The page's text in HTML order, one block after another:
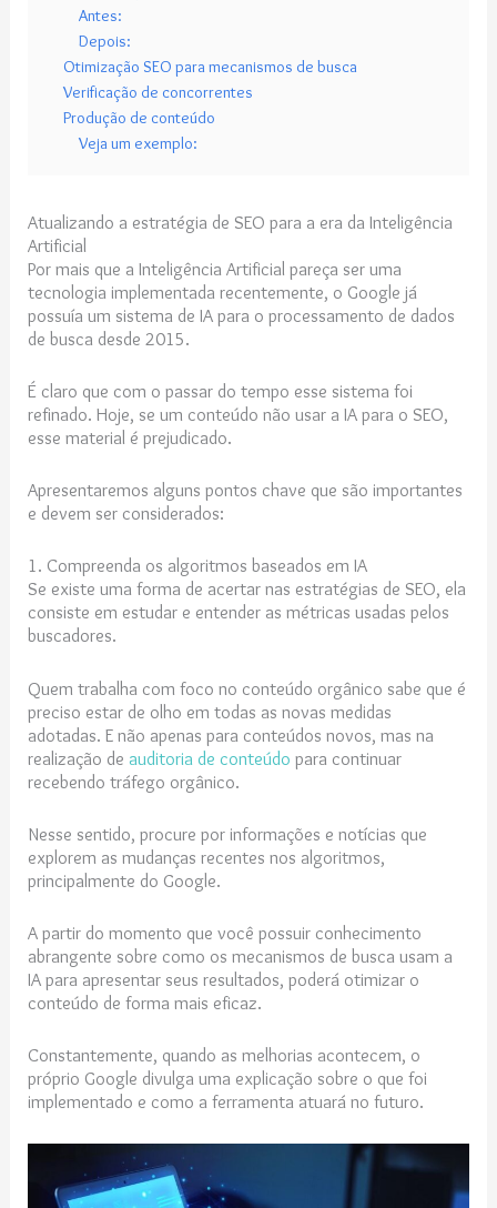
Antes:
Depois:
Otimização SEO para mecanismos de busca
Verificação de concorrentes
Produção de conteúdo
Veja um exemplo:
Atualizando a estratégia de SEO para a era da Inteligência
Artificial
Por mais que a Inteligência Artificial pareça ser uma
tecnologia implementada recentemente, o Google já
possuía um sistema de IA para o processamento de dados
de busca desde 2015.
É claro que com o passar do tempo esse sistema foi
refinado. Hoje, se um conteúdo não usar a IA para o SEO,
esse material é prejudicado.
Apresentaremos alguns pontos chave que são importantes
e devem ser considerados:
1. Compreenda os algoritmos baseados em IA
Se existe uma forma de acertar nas estratégias de SEO, ela
consiste em estudar e entender as métricas usadas pelos
buscadores.
Quem trabalha com foco no conteúdo orgânico sabe que é
preciso estar de olho em todas as novas medidas
adotadas. E não apenas para conteúdos novos, mas na
realização deauditoria de conteúdo para continuar
recebendo tráfego orgânico.
Nesse sentido, procure por informações e notícias que
explorem as mudanças recentes nos algoritmos,
principalmente do Google.
A partir do momento que você possuir conhecimento
abrangente sobre como os mecanismos de busca usam a
IA para apresentar seus resultados, poderá otimizar o
conteúdo de forma mais eficaz.
Constantemente, quando as melhorias acontecem, o
próprio Google divulga uma explicação sobre o que foi
implementado e como a ferramenta atuará no futuro.